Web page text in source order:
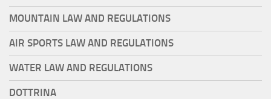
MOUNTAIN LAW AND REGULATIONS
AIR SPORTS LAW AND REGULATIONS
WATER LAW AND REGULATIONS
DOTTRINA